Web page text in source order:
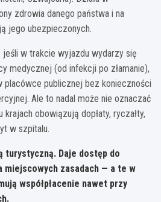
zdrowia danego państwa i na
jego ubezpieczonych.
w trakcie wyjazdu wydarzy się
medycznej (od infekcji po złamanie),
placówce publicznej bez konieczności
Ale to nadal może nie oznaczać
obowiązują dopłaty, ryczałty,
w szpitalu.
turystyczną. Daje dostęp do
miejscowych zasadach — a te w
współpłacenie nawet przy